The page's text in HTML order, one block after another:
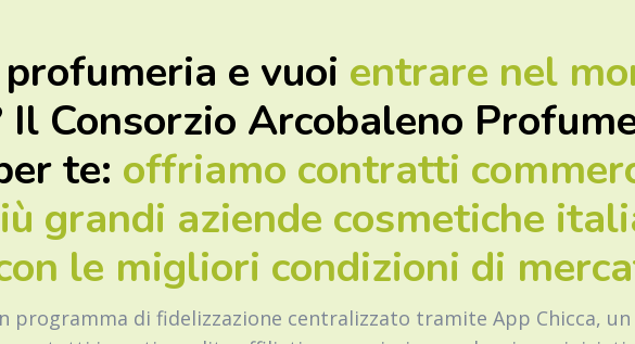
e vuoi entrare nel
Il Consorzio Arcobaleno
te: offriamo contratti
grandi aziende cosmetiche
le migliori condizioni di
programma di fidelizzazione centralizzato tramite App Chicca,